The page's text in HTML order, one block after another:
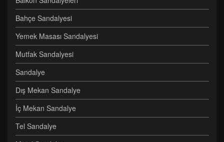
Bahçe Sandalyesi
Yemek Masası Sandalyesi
Mutfak Sandalyesi
Sandalye
Dış Mekan Sandalye
İç Mekan Sandalye
Tel Sandalye